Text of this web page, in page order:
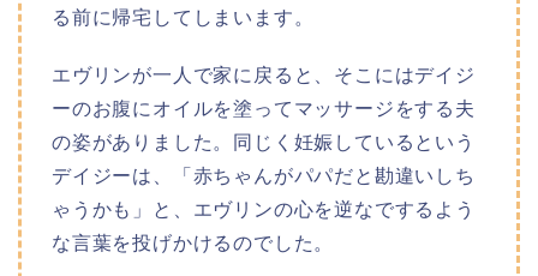
る前に帰宅してしまいます。
エヴリンが一人で家に戻ると、そこにはデイジ
ーのお腹にオイルを塗ってマッサージをする夫
の姿がありました。同じく妊娠しているという
デイジーは、「赤ちゃんがパパだと勘違いしち
ゃうかも」と、エヴリンの心を逆なでするよう
な言葉を投げかけるのでした。